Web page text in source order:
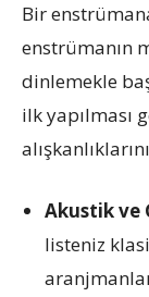
Bir
enstrümanın
dinlemekle
ilk yapılması
Akustik ve
listeniz